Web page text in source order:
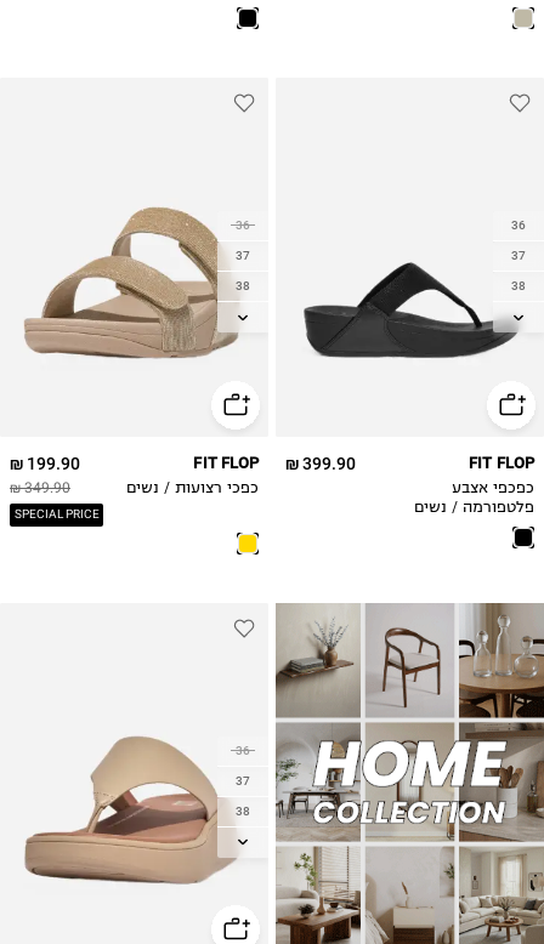
36
37
38
39
42
399.90 ₪ FIT FLOP
כפכפי אצבע
פלטפורמה / נשים
36
37
38
39
42
199.90 ₪
349.90 ₪
SPECIAL PRICE
FIT FLOP
כפכי רצועות / נשים
36
37
38
39
42